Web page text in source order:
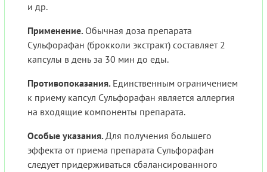
и др.
Применение. Обычная доза препарата
Сульфорафан (брокколи экстракт) составляет 2
капсулы в день за 30 мин до еды.
Противопоказания. Единственным ограничением
к приему капсул Сульфорафан является аллергия
на входящие компоненты препарата.
Особые указания. Для получения большего
эффекта от приема препарата Сульфорафан
следует придерживаться сбалансированного